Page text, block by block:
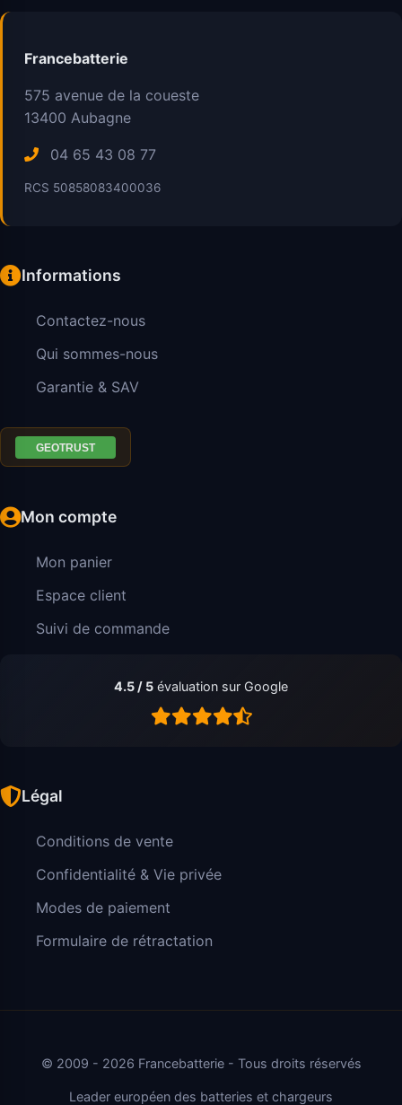
Francebatterie
575 avenue de la coueste
13400 Aubagne
04 65 43 08 77
RCS 50858083400036
Informations
Contactez-nous
Qui sommes-nous
Garantie & SAV
Mon compte
Mon panier
Espace client
Suivi de commande
4.5 / 5 évaluation sur Google
Légal
Conditions de vente
Confidentialité & Vie privée
Modes de paiement
Formulaire de rétractation
© 2009 - 2026 Francebatterie - Tous droits réservés
Leader européen des batteries et chargeurs